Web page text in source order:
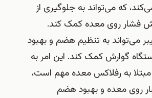
که می‌تواند به جلوگیری از
فشار روی معده کمک کند.
می‌تواند به تنظیم هضم و بهبود
گوارش کمک کند. این امر به
مبتلا به رفلاکس معده مهم است،
روی معده و بهبود هضم